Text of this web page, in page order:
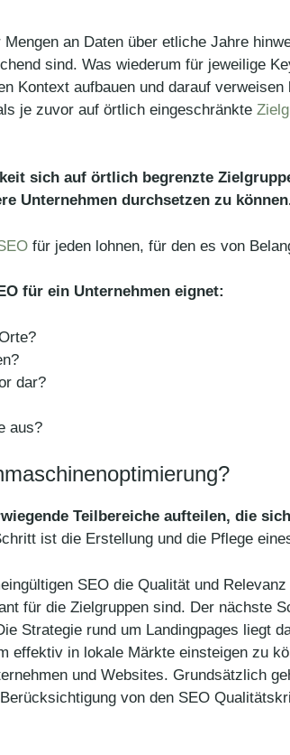
an Daten über etliche Jahre
sind. Was wiederum für jeweilige
Kontext aufbauen und darauf
je zuvor auf örtlich eingeschränkte
sich auf örtlich begrenzte
Unternehmen durchsetzen zu
für jeden lohnen, für den es von
für ein Unternehmen eignet:
dar?
aus?
Teilbereiche aufteilen, die
ist die Erstellung und die Pflege
SEO die Qualität und Relevanz
für die Zielgruppen sind. Der nächste
Strategie rund um Landingpages liegt
in lokale Märkte einsteigen zu
und Websites. Grundsätzlich
von den SEO